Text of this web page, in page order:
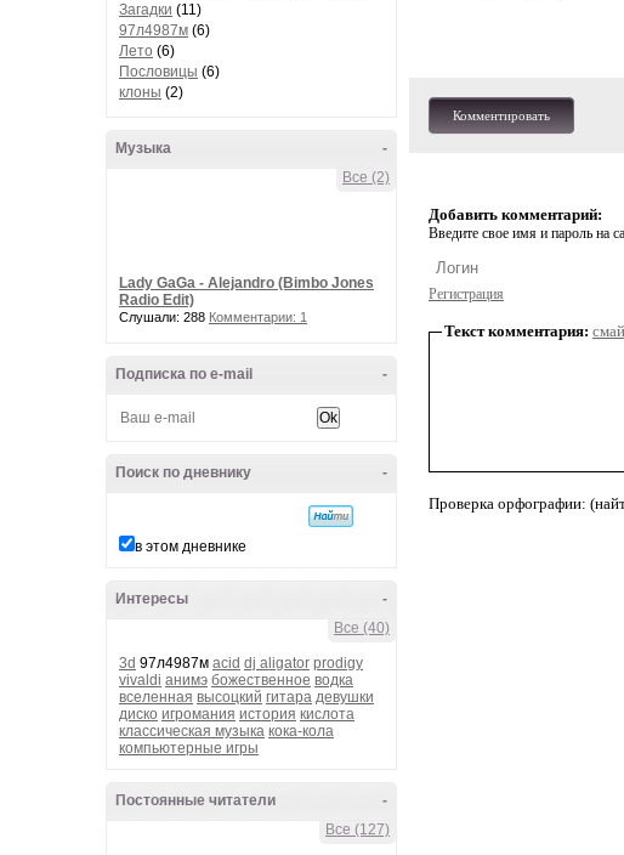
Загадки (11)
97л4987м (6)
Лето (6)
Пословицы (6)
клоны (2)
-
Музыка
Все (2)
Lady GaGa - Alejandro (Bimbo Jones
Radio Edit)
Слушали: 288 Комментарии: 1
-
Подписка по e-mail
-
Поиск по дневнику
в этом дневнике
-
Интересы
Все (40)
3d 97л4987м acid dj aligator prodigy
vivaldi анимэ божественное водка
вселенная высоцкий гитара девушки
диско игромания история кислота
классическая музыка кока-кола
компьютерные игры
-
Постоянные читатели
Все (127)
Комментировать
Добавить комментарий:
Введите свое имя и пароль на
Регистрация
Текст комментария:
Проверка орфографии: